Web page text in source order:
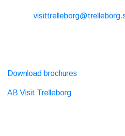
Download brochures
AB Visit Trelleborg